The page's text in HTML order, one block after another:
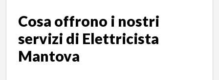
Cosa offrono i nostri
servizi di Elettricista
Mantova